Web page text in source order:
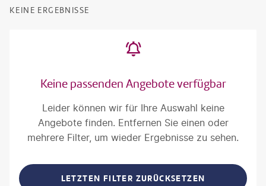
KEINE ERGEBNISSE
Keine passenden Angebote verfügbar
Leider können wir für Ihre Auswahl keine
Angebote finden. Entfernen Sie einen oder
mehrere Filter, um wieder Ergebnisse zu sehen.
LETZTEN FILTER ZURÜCKSETZEN